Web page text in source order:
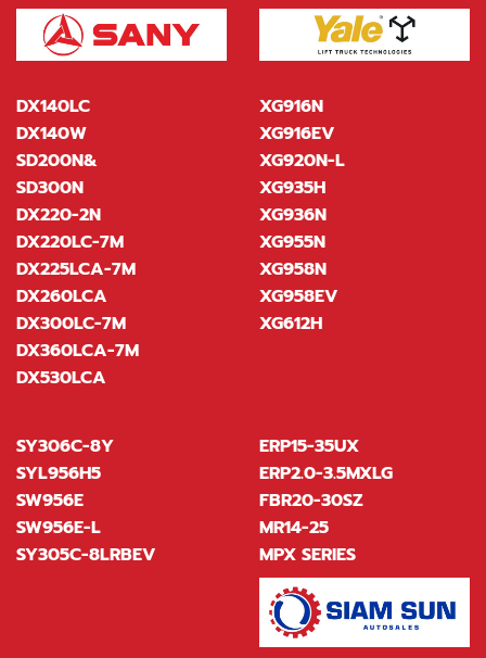
DX140LC
DX140W
SD200N&
SD300N
DX220-2N
DX220LC-7M
DX225LCA-7M
DX260LCA
DX300LC-7M
DX360LCA-7M
DX530LCA
XG916N
XG916EV
XG920N-L
XG935H
XG936N
XG955N
XG958N
XG958EV
XG612H
SY306C-8Y
SYL956H5
SW956E
SW956E-L
SY305C-8LRBEV
ERP15-35UX
ERP2.0-3.5MXLG
FBR20-30SZ
MR14-25
MPX SERIES